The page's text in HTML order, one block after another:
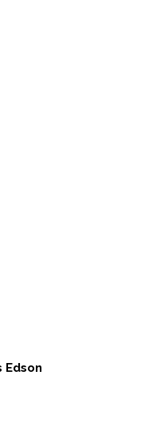
Edson